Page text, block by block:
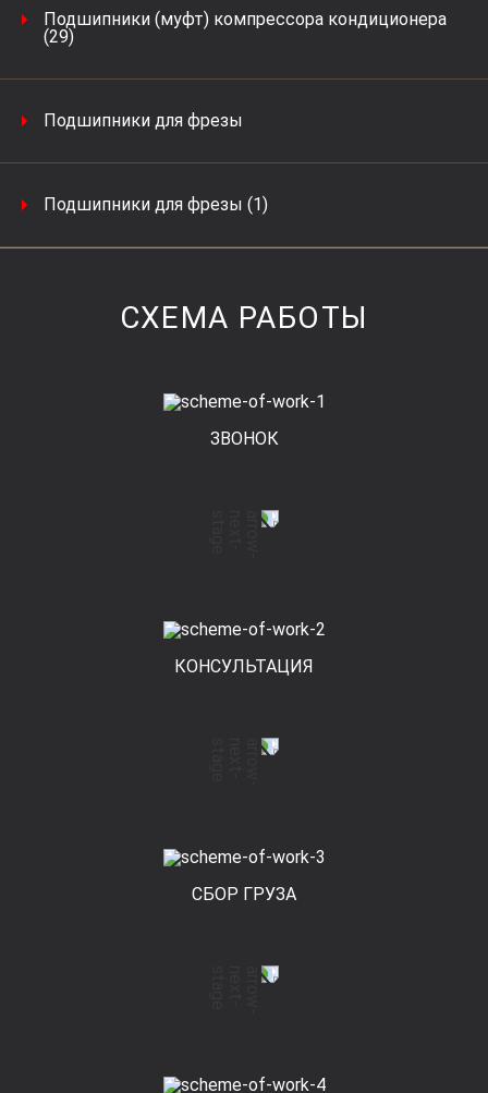
Подшипники (муфт) компрессора кондиционера
(29)
Подшипники для фрезы
Подшипники для фрезы (1)
СХЕМА РАБОТЫ
ЗВОНОК
КОНСУЛЬТАЦИЯ
СБОР ГРУЗА